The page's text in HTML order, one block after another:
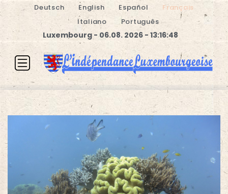
Deutsch English Español
Français
Italiano
Português
Luxembourg - 06.08. 2026 - 13:16:48